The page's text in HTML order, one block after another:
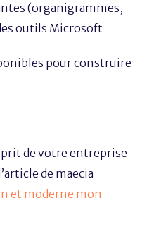
(organigrammes,
outils Microsoft
pour construire
de votre entreprise
de maecia
et moderne mon